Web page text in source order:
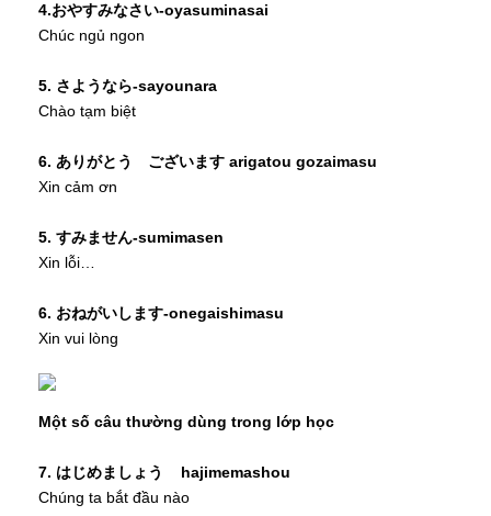
4.おやすみなさい-oyasuminasai
Chúc ngủ ngon
5. さようなら-sayounara
Chào tạm biệt
6. ありがとう ございます arigatou gozaimasu
Xin cảm ơn
5. すみません-sumimasen
Xin lỗi…
6. おねがいします-onegaishimasu
Xin vui lòng
Một số câu thường dùng trong lớp học
7. はじめましょう hajimemashou
Chúng ta bắt đầu nào